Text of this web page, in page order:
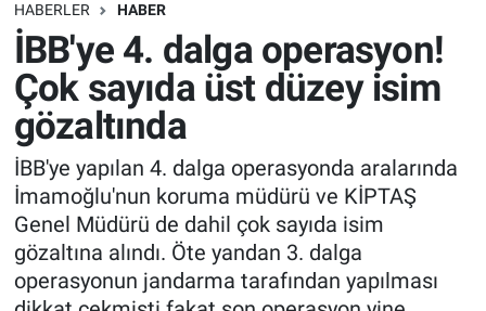
HABERLER HABER
İBB'ye 4. dalga operasyon!
Çok sayıda üst düzey isim
gözaltında
İBB'ye yapılan 4. dalga operasyonda aralarında
İmamoğlu'nun koruma müdürü ve KİPTAŞ
Genel Müdürü de dahil çok sayıda isim
gözaltına alındı. Öte yandan 3. dalga
operasyonun jandarma tarafından yapılması
Bilim turu
Bilim ve Teknoloji Evreni
Doğa Konuşuyor
Dünya
Ege Saati
Ege'den Esintiler
Dünya
Teknoloji
Sağlık
Spor
Yayın Akışı
İletişim
Trafik Durumu
Süper Lig Puan Durumu ve Fikstür
Tüm Manşetler
Son Dakika Haberleri
Haber Arşivi